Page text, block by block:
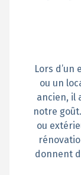
Lors
ou un
ancien, il
notre
ou
donnent